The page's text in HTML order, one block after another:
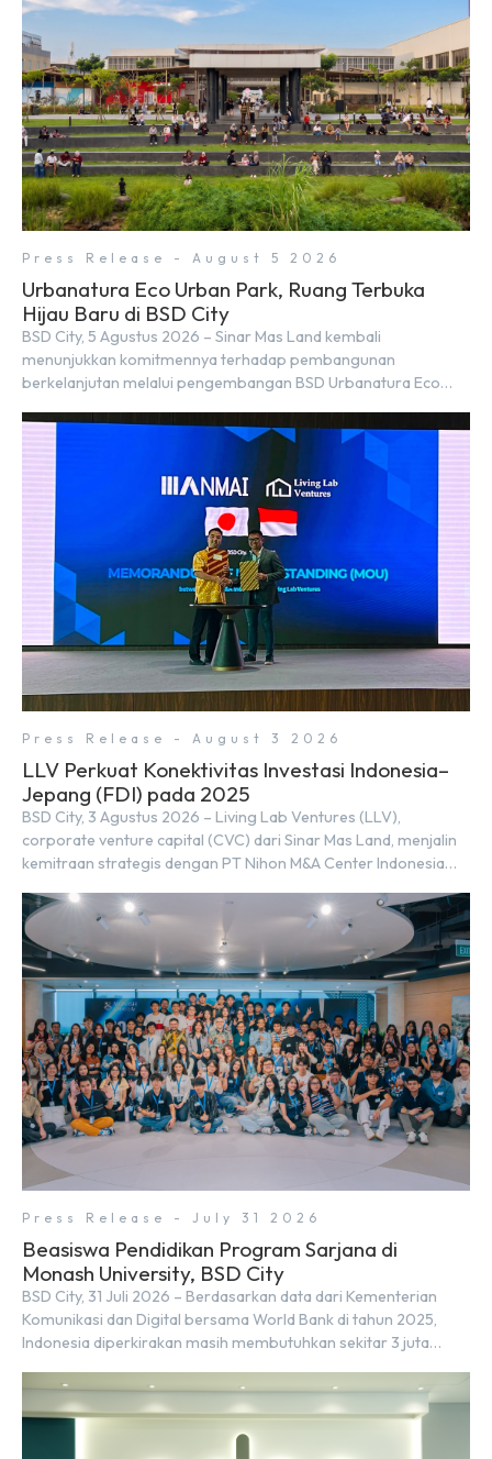
Press Release - August 5 2026
Urbanatura Eco Urban Park, Ruang Terbuka
Hijau Baru di BSD City
BSD City, 5 Agustus 2026 – Sinar Mas Land kembali
menunjukkan komitmennya terhadap pembangunan
berkelanjutan melalui pengembangan BSD Urbanatura Eco
jalur sungai sepanjang 1,5 km yang dikelilingi lanskap tropis
Pathway. Transformasi ini merupakan bagian dari upaya
perusahaan untuk […]
Press Release - August 3 2026
LLV Perkuat Konektivitas Investasi Indonesia–
Jepang (FDI) pada 2025
BSD City, 3 Agustus 2026 – Living Lab Ventures (LLV),
corporate venture capital (CVC) dari Sinar Mas Land, menjalin
kemitraan strategis dengan PT Nihon M&A Center Indonesia
tersebut ditandai dengan penandatanganan Memorandum of
Understanding (MoU) oleh Bayu Seto (Partner at Living Lab
Ventures) dan Kosuke Kawata […]
Press Release - July 31 2026
Beasiswa Pendidikan Program Sarjana di
Monash University, BSD City
BSD City, 31 Juli 2026 – Berdasarkan data dari Kementerian
Komunikasi dan Digital bersama World Bank di tahun 2025,
Indonesia diperkirakan masih membutuhkan sekitar 3 juta
tenaga digital baru setiap tahunnya untuk mendukung
percepatan transformasi digital di berbagai sektor strategis.
Kebutuhan tersebut menjadikan pengembangan sumber daya